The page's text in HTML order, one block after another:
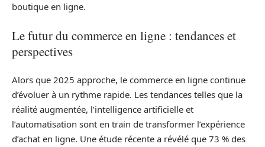
boutique en ligne.
Le futur du commerce en ligne : tendances et
perspectives
Alors que 2025 approche, le commerce en ligne continue
d’évoluer à un rythme rapide. Les tendances telles que la
réalité augmentée, l’intelligence artificielle et
l’automatisation sont en train de transformer l’expérience
d’achat en ligne. Une étude récente a révélé que 73 % des